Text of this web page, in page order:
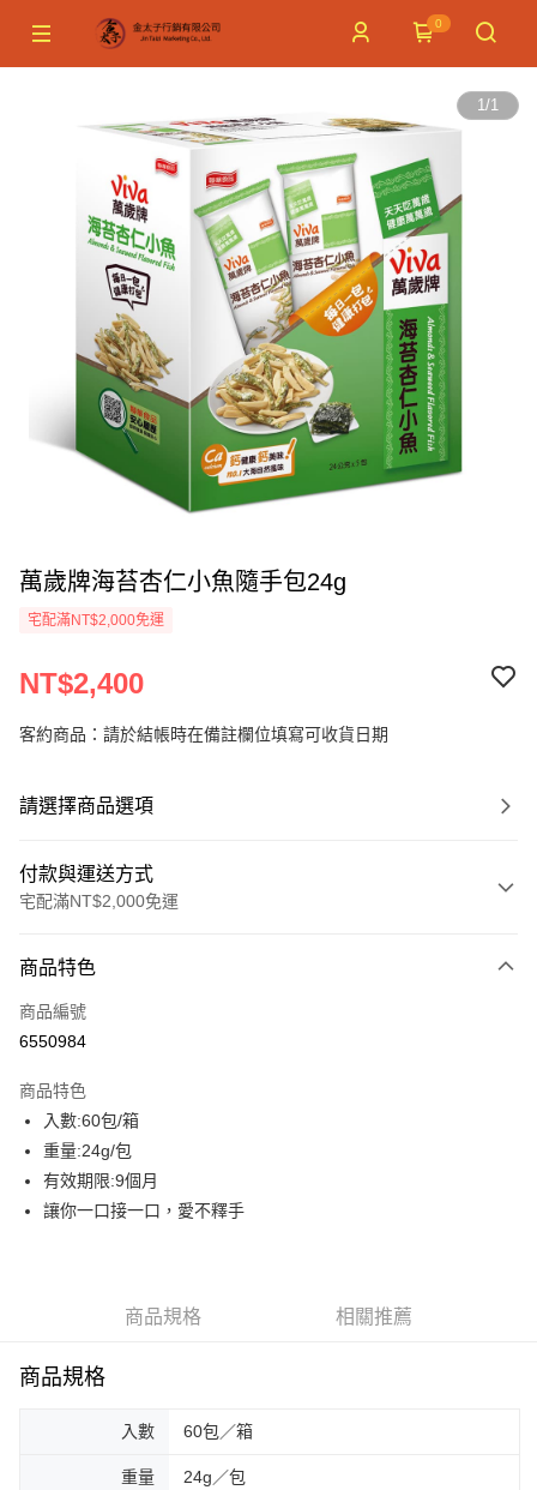
0
1/1
萬歲牌海苔杏仁小魚隨手包24g
宅配滿NT$2,000免運
NT$2,400
客約商品：請於結帳時在備註欄位填寫可收貨日期
請選擇商品選項
付款與運送方式
宅配滿NT$2,000免運
信用卡一次付款
LINE Pay
街口支付
AFTEE先享後付
相關說明
【關於「AFTEE先享後付」】
３．安心：先確認商品／服務後，再付款。
【「AFTEE先享後付」結帳流程】
１．於結帳方式選擇「AFTEE先享後付」後，將跳轉至「AFTEE先享後付」
２．訂單成立數日內，您將收到繳費通知簡訊。
ATM／網路銀行／等多元方式進行付款，方視為交易完成。
一般配送
每筆NT$130，滿NT$2,000(含以上)免運費
商品特色
商品編號
6550984
商品特色
入數:60包/箱
重量:24g/包
有效期限:9個月
讓你一口接一口，愛不釋手
商品規格 相關推薦
商品規格
入數 60包／箱
重量 24g／包